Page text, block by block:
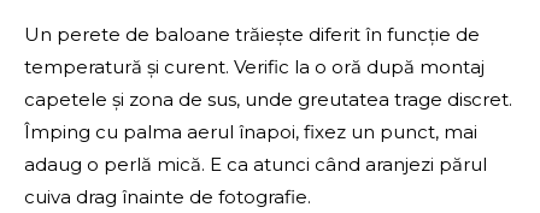
Un perete de baloane trăiește diferit în funcție de
temperatură și curent. Verific la o oră după montaj
capetele și zona de sus, unde greutatea trage discret.
Împing cu palma aerul înapoi, fixez un punct, mai
adaug o perlă mică. E ca atunci când aranjezi părul
cuiva drag înainte de fotografie.